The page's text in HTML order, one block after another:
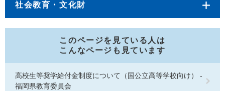
社会教育・文化財
このページを見ている人は
こんなページも見ています
高校生等奨学給付金制度について（国公立高等学校向け） -
福岡県教育委員会